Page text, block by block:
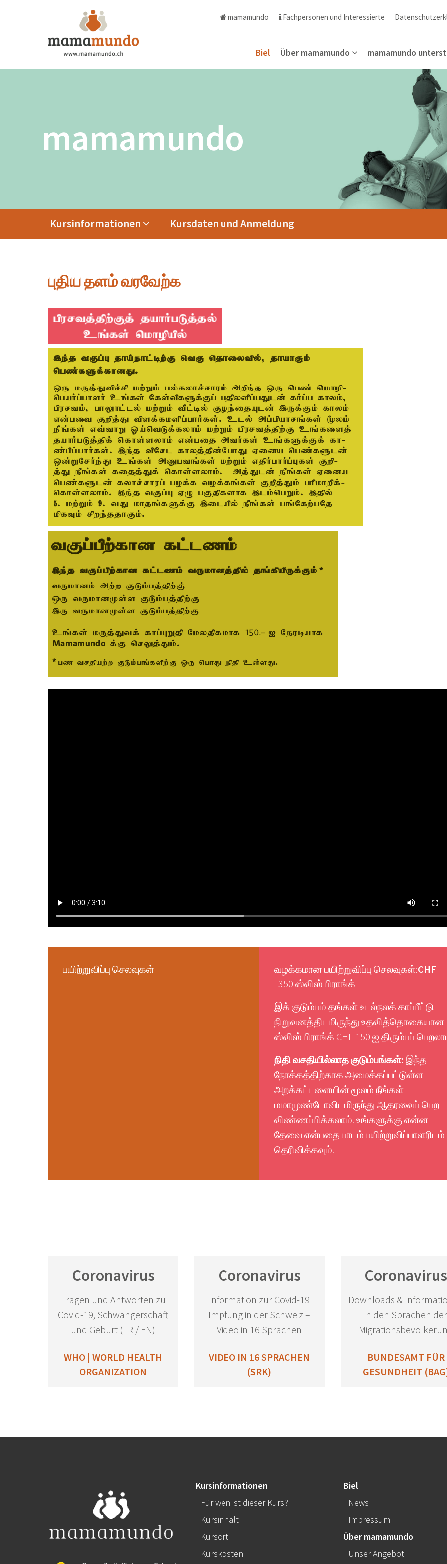
mamamundo Fachpersonen und Interessierte
mamamundo
Über mamamundo
Biel
mamamundo
Kursinformationen Kursdaten und Anmeldung
புதிய தளம் வரவேற்க
பயிற்றுவிப்பு செலவுகள் வழக்கமான பயிற்றுவிப்பு செலவுகள்:CHF
350 ஸ்விஸ் பிராங்க்
இக் குடும்பம் தங்கள் உடல்நலக் காப்பீட்டு
நிறுவனத்திடமிருந்து உதவித்தொகையான
ஸ்விஸ் பிராங்க் CHF 150 ஐ திரும்பப்
நிதிவசதியில்லாதகுடும்பங்கள்: இந்த
நோக்கத்திற்காக அமைக்கப்பட்டுள்ள
அறக்கட்டளையின் மூலம் நீங்கள்
மமாமுண்டோவிடமிருந்து ஆதரவைப் பெற
விண்ணப்பிக்கலாம். உங்களுக்கு என்ன
தேவை என்பதை பாடம் பயிற்றுவிப்பாளரிடம்
தெரிவிக்கவும்.
Coronavirus
Fragen und Antworten zu
Covid-19, Schwangerschaft
und Geburt (FR / EN)
WHO | WORLD HEALTH
ORGANIZATION
Coronavirus
Information zur Covid-19
Impfung in der Schweiz –
Video in 16 Sprachen
VIDEO IN 16 SPRACHEN
(SRK)
Coronavirus
Downloads &
in den Sprachen der
BUNDESAMT FÜR
GESUNDHEIT
Kursinformationen
Für wen ist dieser Kurs?
Kursinhalt
Kursort
Kurskosten
Biel
News
Impressum
Über mamamundo
Unser Angebot